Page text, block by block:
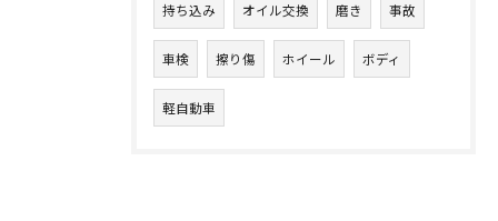
持ち込み オイル交換 磨き 事故
車検 擦り傷 ホイール ボディ
軽自動車